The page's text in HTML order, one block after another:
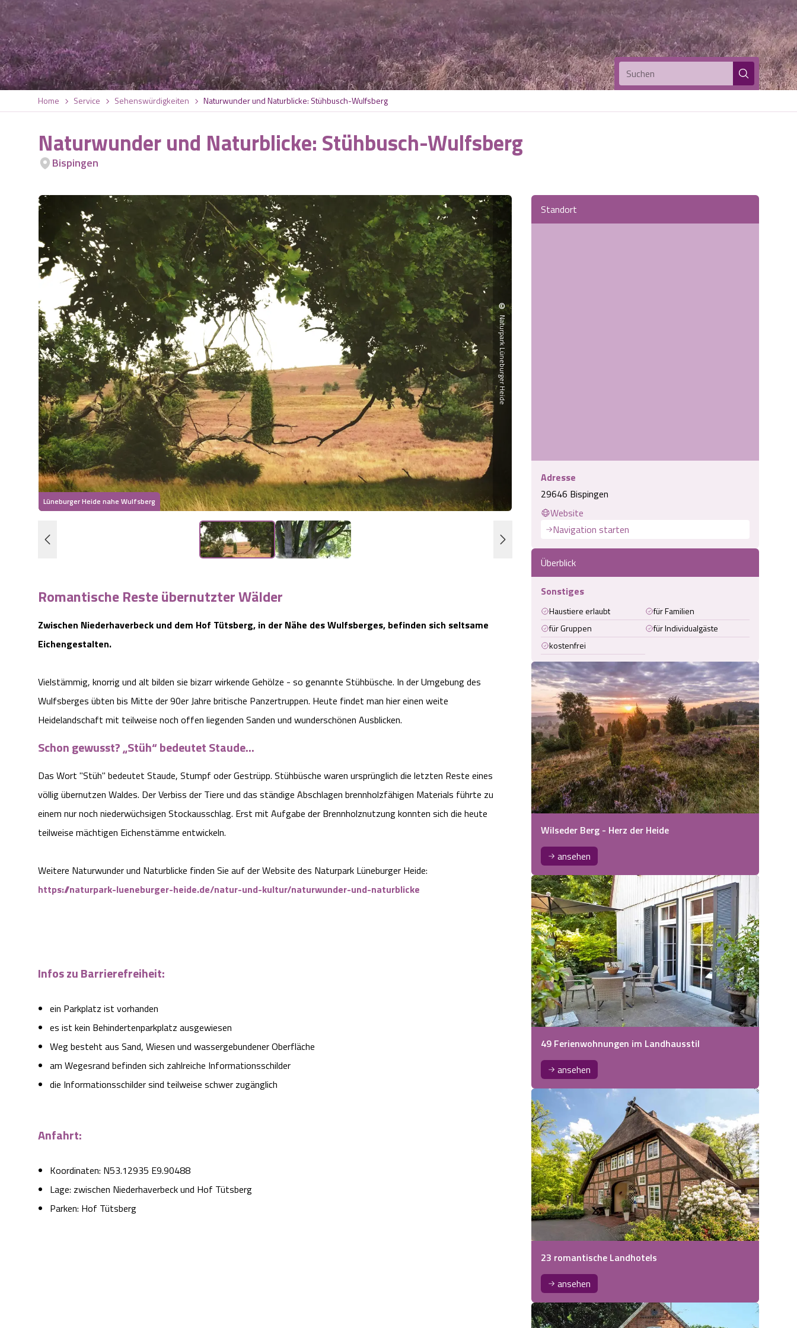
Suchen
Home Service Sehenswürdigkeiten Naturwunder und Naturblicke: Stühbusch-Wulfsberg
Naturwunder und Naturblicke: Stühbusch-Wulfsberg
Bispingen
Lüneburger Heide nahe Wulfsberg
©
Naturpark Lüneburger Heide
Romantische Reste übernutzter Wälder
Zwischen Niederhaverbeck und dem Hof Tütsberg, in der Nähe des Wulfsberges, befinden sich seltsame
Eichengestalten.
Vielstämmig, knorrig und alt bilden sie bizarr wirkende Gehölze - so genannte Stühbüsche. In der Umgebung des
Wulfsberges übten bis Mitte der 90er Jahre britische Panzertruppen. Heute findet man hier einen weite
Heidelandschaft mit teilweise noch offen liegenden Sanden und wunderschönen Ausblicken.
Schon gewusst? „Stüh“ bedeutet Staude...
Das Wort "Stüh" bedeutet Staude, Stumpf oder Gestrüpp. Stühbüsche waren ursprünglich die letzten Reste eines
völlig übernutzen Waldes. Der Verbiss der Tiere und das ständige Abschlagen brennholzfähigen Materials führte zu
einem nur noch niederwüchsigen Stockausschlag. Erst mit Aufgabe der Brennholznutzung konnten sich die heute
teilweise mächtigen Eichenstämme entwickeln.
Weitere Naturwunder und Naturblicke finden Sie auf der Website des Naturpark Lüneburger Heide:
https://naturpark-lueneburger-heide.de/natur-und-kultur/naturwunder-und-naturblicke
Infos zu Barrierefreiheit:
ein Parkplatz ist vorhanden
es ist kein Behindertenparkplatz ausgewiesen
Weg besteht aus Sand, Wiesen und wassergebundener Oberfläche
am Wegesrand befinden sich zahlreiche Informationsschilder
die Informationsschilder sind teilweise schwer zugänglich
Anfahrt:
Koordinaten: N53.12935 E9.90488
Lage: zwischen Niederhaverbeck und Hof Tütsberg
Parken: Hof Tütsberg
Standort
Adresse
29646 Bispingen
Website
Navigation starten
Überblick
Sonstiges
Haustiere erlaubt
für Familien
für Gruppen
für Individualgäste
kostenfrei
Wilseder Berg - Herz der Heide
ansehen
49 Ferienwohnungen im Landhausstil
ansehen
23 romantische Landhotels
ansehen